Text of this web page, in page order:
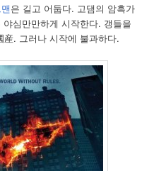
은 길고 어둡다. 고댐의 암흑가
심만만하게 시작한다. 갱들을
. 그러나 시작에 불과하다.